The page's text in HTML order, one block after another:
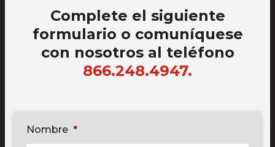
Complete el siguiente
formulario o comuníquese
con nosotros al teléfono
866.248.4947.
Nombre *